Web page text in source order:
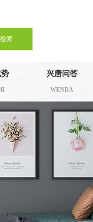
搜索
兴唐问答
WENDA